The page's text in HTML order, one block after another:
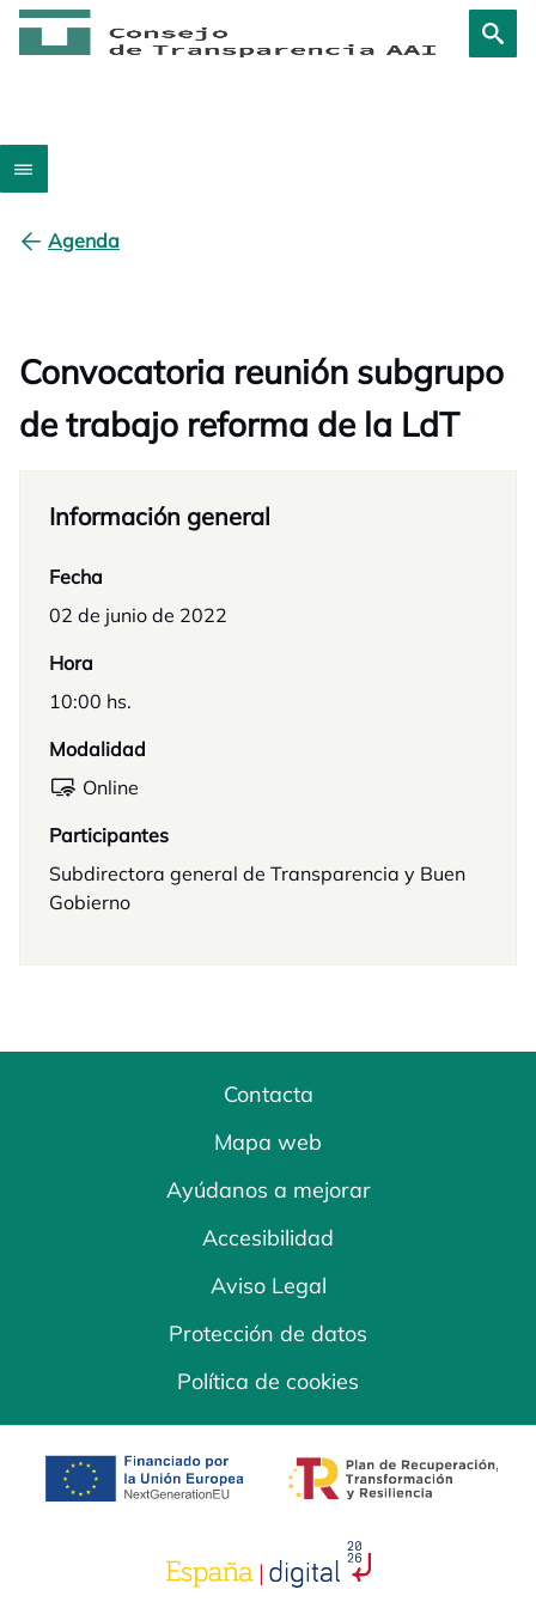
Agenda
Convocatoria reunión subgrupo
de trabajo reforma de la LdT
Información general
Fecha
02 de junio de 2022
Hora
10:00 hs.
Modalidad
Online
Participantes
Subdirectora general de Transparencia y Buen
Gobierno
Contacta
Mapa web
Ayúdanos a mejorar
Accesibilidad
Aviso Legal
Protección de datos
Política de cookies
se abre en una pestaña nuevase abre en una
se abre en una pestaña